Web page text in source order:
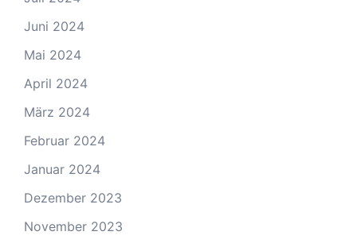
Juni 2024
Mai 2024
April 2024
März 2024
Februar 2024
Januar 2024
Dezember 2023
November 2023